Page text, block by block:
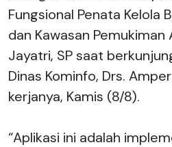
Fungsional Penata Kelola
dan Kawasan Pemukiman
Jayatri, SP saat
Dinas Kominfo, Drs.
kerjanya, Kamis (8/8).
“Aplikasi ini adalah